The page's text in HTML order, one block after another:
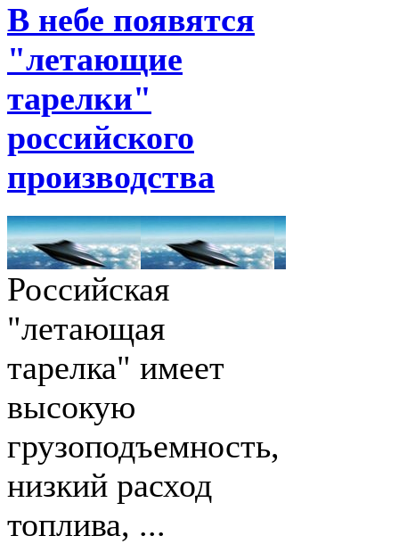
В небе появятся
"летающие
тарелки"
российского
производства
Российская
"летающая
тарелка" имеет
высокую
грузоподъемность,
низкий расход
топлива, ...